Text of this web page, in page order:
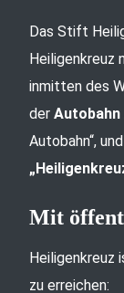
Das Stift
Heiligenkreuz
inmitten des
der Autobahn
Autobahn“,
Mit
zu erreichen: